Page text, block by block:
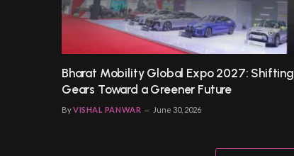
Bharat Mobility Global Expo 2027: Shifting
Gears Toward a Greener Future
ByVISHAL PANWAR June 30, 2026